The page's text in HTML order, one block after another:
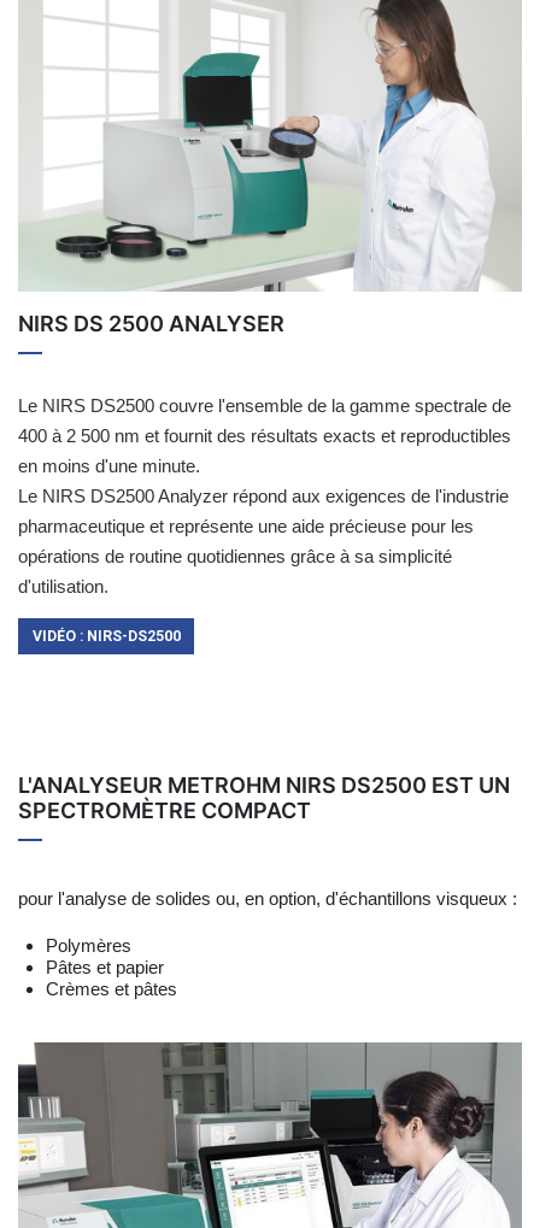
NIRS DS 2500 ANALYSER
Le NIRS DS2500 couvre l'ensemble de la gamme spectrale de
400 à 2 500 nm et fournit des résultats exacts et reproductibles
en moins d'une minute.
Le NIRS DS2500 Analyzer répond aux exigences de l'industrie
pharmaceutique et représente une aide précieuse pour les
opérations de routine quotidiennes grâce à sa simplicité
d'utilisation.
VIDÉO : NIRS-DS2500
L'ANALYSEUR METROHM NIRS DS2500 EST UN
SPECTROMÈTRE COMPACT
pour l'analyse de solides ou, en option, d'échantillons visqueux :
Polymères
Pâtes et papier
Crèmes et pâtes